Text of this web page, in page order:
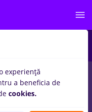
Banci
experiență
a beneficia de
cookies.